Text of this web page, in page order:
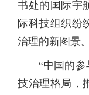
书处的国际宇
际科技组织纷
治理的新图景。
“中国的参
技治理格局，